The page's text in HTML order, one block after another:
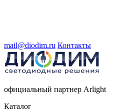
mail@diodim.ru Контакты
официальный партнер Arlight
Каталог